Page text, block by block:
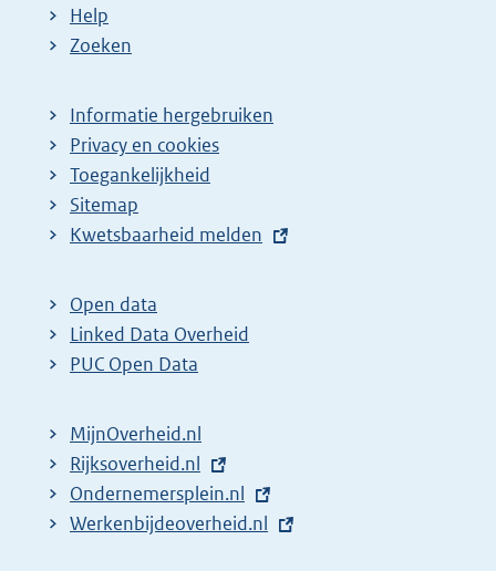
Help
Zoeken
Informatie hergebruiken
Privacy en cookies
Toegankelijkheid
Sitemap
E
t
e
r
l
i
n
k
Kwetsbaarheid melden
Open data
Linked Data Overheid
PUC Open Data
MijnOverheid.nl
E
x
t
Rijksoverheid.nl
E
x
Ondernemersplein.nl
E
Werkenbijdeoverheid.nl